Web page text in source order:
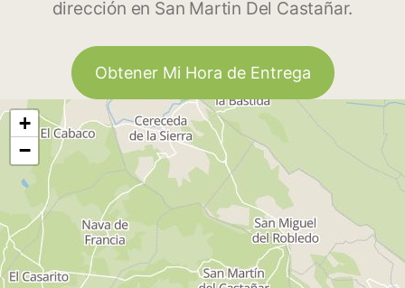
dirección en San Martin Del Castañar.
Obtener Mi Hora de Entrega
+
−